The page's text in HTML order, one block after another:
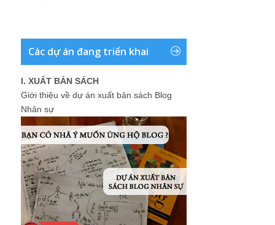
Các dự án đang triển khai
I. XUẤT BẢN SÁCH
Giới thiệu về dự án xuất bản sách Blog
Nhân sự